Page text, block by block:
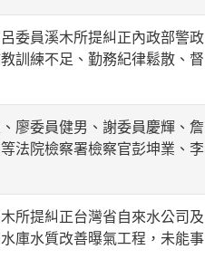
委員溪木所提糾正內政部警政
訓練不足、勤務紀律鬆散、督
廖委員健男、謝委員慶輝、詹
法院檢察署檢察官彭坤業、李
所提糾正台灣省自來水公司及
庫水質改善曝氣工程，未能事